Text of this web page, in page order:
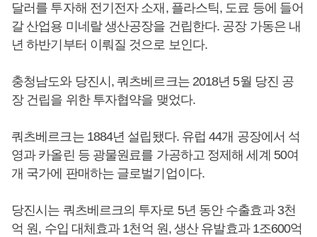
달러를 투자해 전기전자 소재, 플라스틱, 도료 등에 들어
갈 산업용 미네랄 생산공장을 건립한다. 공장 가동은 내
년 하반기부터 이뤄질 것으로 보인다.
충청남도와 당진시, 쿼츠베르크는 2018년 5월 당진 공
장 건립을 위한 투자협약을 맺었다.
쿼츠베르크는 1884년 설립됐다. 유럽 44개 공장에서 석
영과 카올린 등 광물원료를 가공하고 정제해 세계 50여
개 국가에 판매하는 글로벌기업이다.
당진시는 쿼츠베르크의 투자로 5년 동안 수출효과 3천
억 원, 수입 대체효과 1천억 원, 생산 유발효과 1조600억